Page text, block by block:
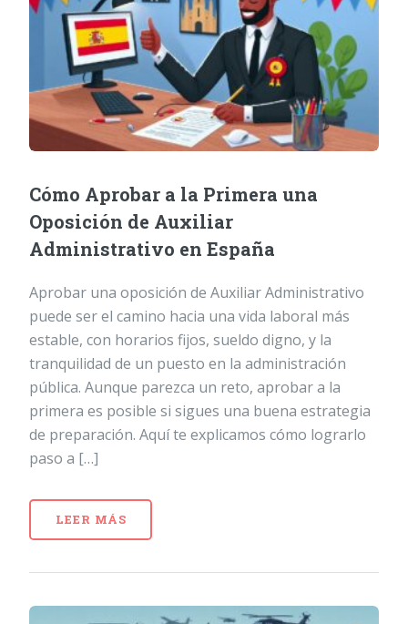
Cómo Aprobar a la Primera una
Oposición de Auxiliar
Administrativo en España
Aprobar una oposición de Auxiliar Administrativo
puede ser el camino hacia una vida laboral más
estable, con horarios fijos, sueldo digno, y la
tranquilidad de un puesto en la administración
pública. Aunque parezca un reto, aprobar a la
primera es posible si sigues una buena estrategia
de preparación. Aquí te explicamos cómo lograrlo
paso a […]
LEER MÁS